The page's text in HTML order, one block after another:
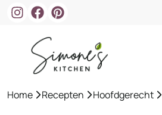
Home »Recepten »Hoofdgerecht »